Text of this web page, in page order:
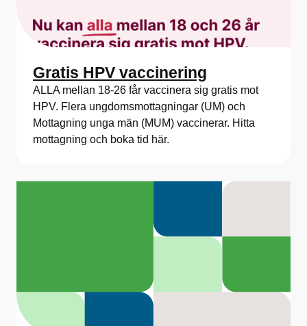
Gratis HPV vaccinering
ALLA mellan 18-26 får vaccinera sig gratis mot
HPV. Flera ungdomsmottagningar (UM) och
Mottagning unga män (MUM) vaccinerar. Hitta
mottagning och boka tid här.